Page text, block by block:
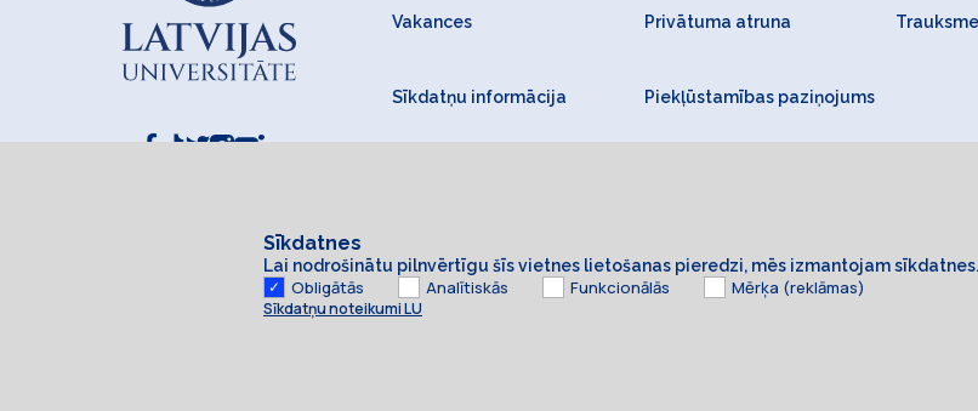
Vakances Privātuma atruna
Sīkdatņu informācija Piekļūstamības paziņojums
Sīkdatnes
Lai nodrošinātu pilnvērtīgu šīs vietnes lietošanas pieredzi, mēs izmantojam sīkdatnes.
Obligātās Analītiskās Funkcionālās Mērķa (reklāmas)
Sīkdatņu noteikumi LU